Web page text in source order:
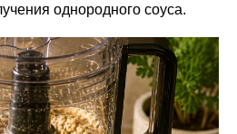
однородного соуса.